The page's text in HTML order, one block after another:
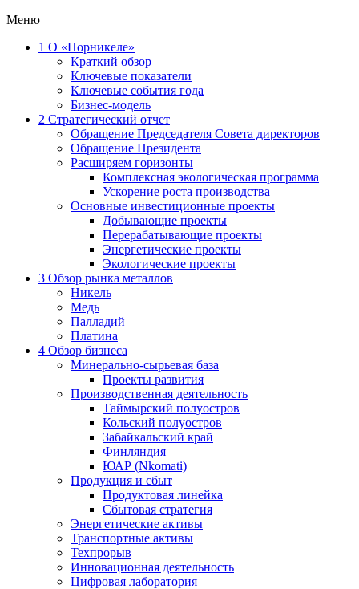
Меню
1 О «Норникеле»
Краткий обзор
Ключевые показатели
Ключевые события года
Бизнес-модель
2 Стратегический отчет
Обращение Председателя Совета директоров
Обращение Президента
Расширяем горизонты
Комплексная экологическая программа
Ускорение роста производства
Основные инвестиционные проекты
Добывающие проекты
Перерабатывающие проекты
Энергетические проекты
Экологические проекты
3 Обзор рынка металлов
Никель
Медь
Палладий
Платина
4 Обзор бизнеса
Минерально-сырьевая база
Проекты развития
Производственная деятельность
Таймырский полуостров
Кольский полуостров
Забайкальский край
Финляндия
ЮАР (Nkomati)
Продукция и сбыт
Продуктовая линейка
Сбытовая стратегия
Энергетические активы
Транспортные активы
Техпрорыв
Инновационная деятельность
Цифровая лаборатория